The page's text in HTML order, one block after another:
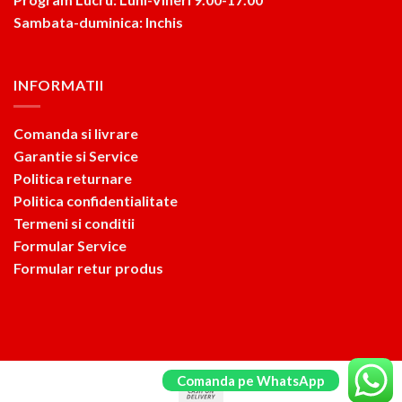
Sambata-duminica: Inchis
INFORMATII
Comanda si livrare
Garantie si Service
Politica returnare
Politica confidentialitate
Termeni si conditii
Formular Service
Formular retur produs
Comanda pe WhatsApp